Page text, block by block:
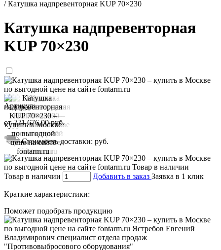
/Катушка надпревенторная KUP 70×230
Катушка надпревенторная
KUP 70×230
Артикул:
от221 676,00руб.
Стоимость доставки: руб.
Товар в наличии Добавить в заказ Заявка в 1 клик
Краткие характеристики:
Поможет подобрать продукцию